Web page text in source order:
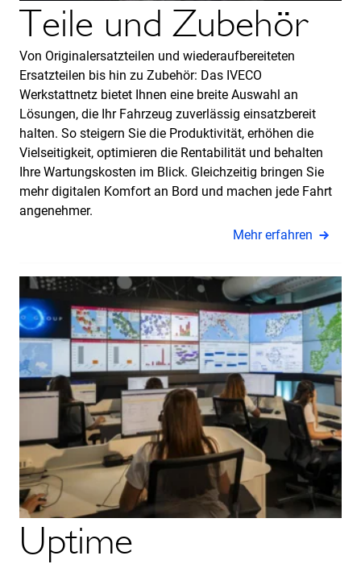
Teile und Zubehör
Von Originalersatzteilen und wiederaufbereiteten
Ersatzteilen bis hin zu Zubehör: Das IVECO
Werkstattnetz bietet Ihnen eine breite Auswahl an
Lösungen, die Ihr Fahrzeug zuverlässig einsatzbereit
halten. So steigern Sie die Produktivität, erhöhen die
Vielseitigkeit, optimieren die Rentabilität und behalten
Ihre Wartungskosten im Blick. Gleichzeitig bringen Sie
mehr digitalen Komfort an Bord und machen jede Fahrt
angenehmer.
Mehr erfahren
Uptime